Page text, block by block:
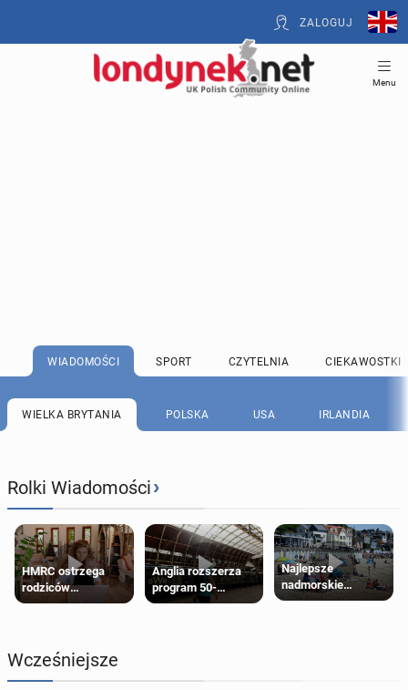
ZALOGUJ
Menu
WIADOMOŚCI SPORT CZYTELNIA CIEKAWOSTKI
WIELKA BRYTANIA POLSKA USA IRLANDIA
Rolki Wiadomości›
HMRC ostrzega
rodziców
pobierających Child
zwrotu zasiłku
Anglia rozszerza
program 50-
procentowych
Najlepsze
nadmorskie
miasteczko blisko
Wcześniejsze